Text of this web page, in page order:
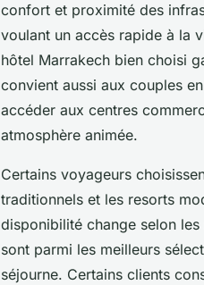
confort et proximité des
voulant un accès rapide à la
hôtel Marrakech bien choisi
convient aussi aux couples
accéder aux centres
atmosphère animée.
Certains voyageurs
traditionnels et les resorts
disponibilité change selon
sont parmi les meilleurs
séjourne. Certains clients